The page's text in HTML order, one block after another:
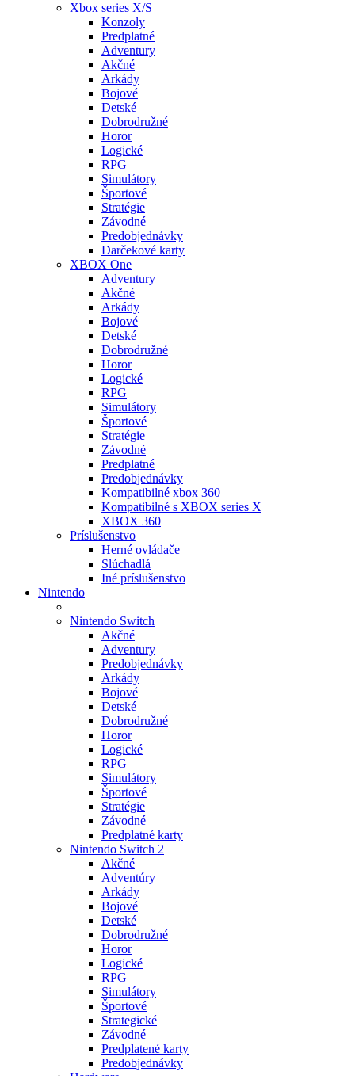
Xbox series X/S
Konzoly
Predplatné
Adventury
Akčné
Arkády
Bojové
Detské
Dobrodružné
Horor
Logické
RPG
Simulátory
Športové
Stratégie
Závodné
Predobjednávky
Darčekové karty
XBOX One
Adventury
Akčné
Arkády
Bojové
Detské
Dobrodružné
Horor
Logické
RPG
Simulátory
Športové
Stratégie
Závodné
Predplatné
Predobjednávky
Kompatibilné xbox 360
Kompatibilné s XBOX series X
XBOX 360
Príslušenstvo
Herné ovládače
Slúchadlá
Iné príslušenstvo
Nintendo
Nintendo Switch
Akčné
Adventury
Predobjednávky
Arkády
Bojové
Detské
Dobrodružné
Horor
Logické
RPG
Simulátory
Športové
Stratégie
Závodné
Predplatné karty
Nintendo Switch 2
Akčné
Adventúry
Arkády
Bojové
Detské
Dobrodružné
Horor
Logické
RPG
Simulátory
Športové
Strategické
Závodné
Predplatené karty
Predobjednávky